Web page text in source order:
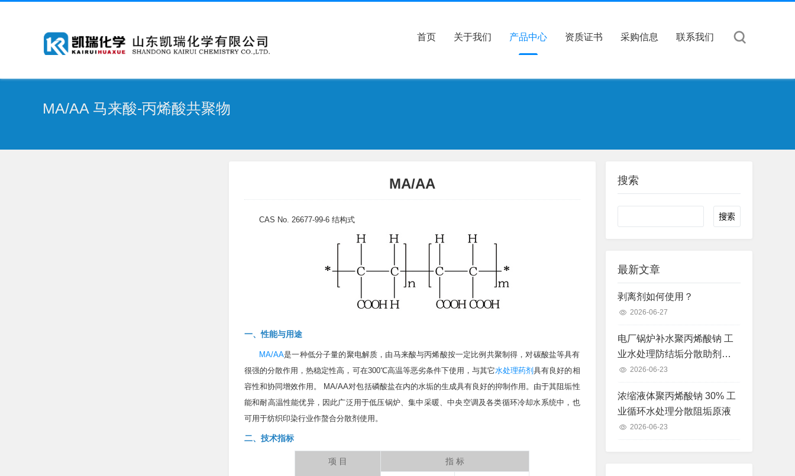
首页 关于我们 产品中心 资质证书 采购信息 联系我们
MA/AA 马来酸-丙烯酸共聚物
MA/AA
CAS No. 26677-99-6 结构式
一、性能与用途
MA/AA是一种低分子量的聚电解质，由马来酸与丙烯酸按一定比例共聚制得，对碳酸盐等具有
很强的分散作用，热稳定性高，可在300℃高温等恶劣条件下使用，与其它水处理药剂具有良好的相
容性和协同增效作用。
MA/AA对包括磷酸盐在内的水垢的生成具有良好的抑制作用。由于其阻垢性
能和耐高温性能优异，因此广泛用于低压锅炉、集中采暖、中央空调及各类循环冷却水系统中，也
可用于纺织印染行业作螯合分散剂使用。
二、技术指标
项 目 指 标
搜索
Search
最新文章
剥离剂如何使用？
2026-06-27
电厂锅炉补水聚丙烯酸钠 工
业水处理防结垢分散助剂现
货 2026-06-23
浓缩液体聚丙烯酸钠 30% 工
业循环水处理分散阻垢原液
2026-06-23